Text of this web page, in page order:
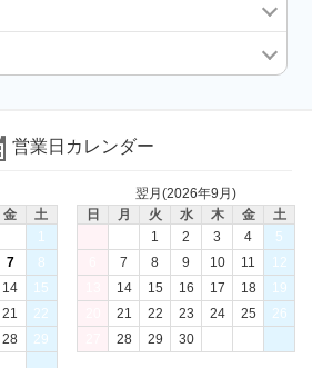
営業日カレンダー
金
土
1
7
8
14
15
21
22
28
29
翌月(2026年9月)
日
月 火 水 木 金
土
1
2 3 4
5
7 8 9 10 11
12
14 15 16 17 18
19
21 22 23 24 25
26
28 29 30